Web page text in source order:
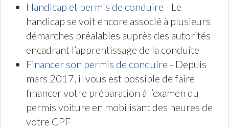
Handicap et permis de conduire - Le
handicap se voit encore associé à plusieurs
démarches préalables auprès des autorités
encadrant l’apprentissage de la conduite
Financer son permis de conduire - Depuis
mars 2017, il vous est possible de faire
financer votre préparation à l’examen du
permis voiture en mobilisant des heures de
votre CPF